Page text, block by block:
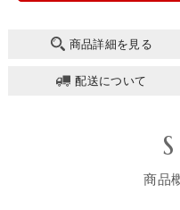
商品詳細を見る
配送について
商品